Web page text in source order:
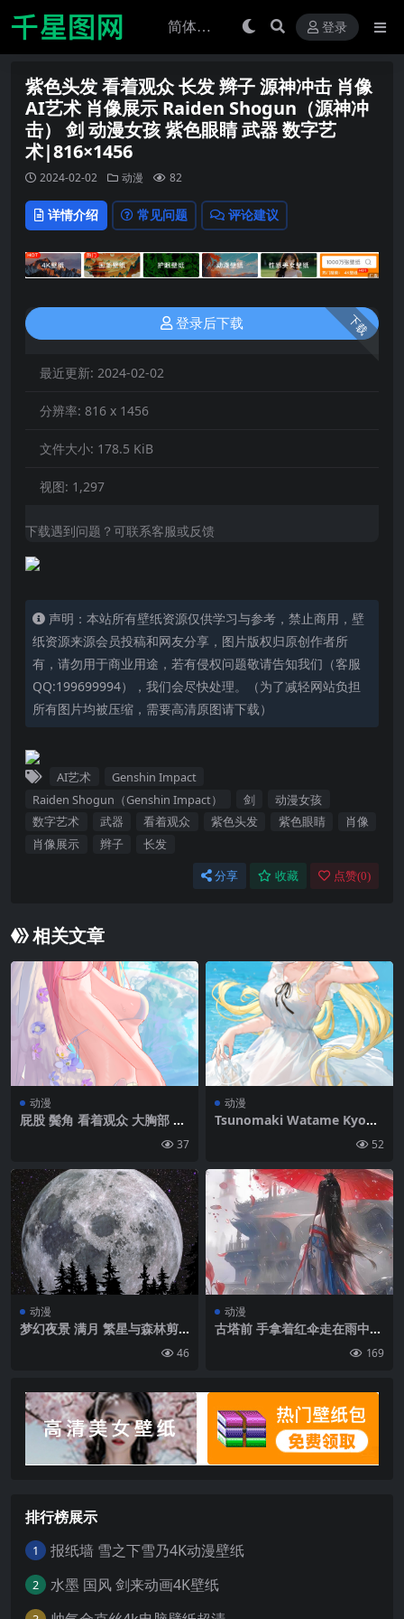
登录
紫色头发 看着观众 长发 辫子 源神冲击 肖像
AI艺术 肖像展示 Raiden Shogun（源神冲
击） 剑 动漫女孩 紫色眼睛 武器 数字艺
术|816×1456
2024-02-02 动漫 82
详情介绍 常见问题 评论建议
下载
登录后下载
最近更新: 2024-02-02
分辨率: 816 x 1456
文件大小: 178.5 KiB
视图: 1,297
下载遇到问题？可联系客服或反馈
声明：本站所有壁纸资源仅供学习与参考，禁止商用，壁
纸资源来源会员投稿和网友分享，图片版权归原创作者所
有，请勿用于商业用途，若有侵权问题敬请告知我们（客服
QQ:199699994），我们会尽快处理。（为了减轻网站负担
所有图片均被压缩，需要高清原图请下载）
AI艺术
Genshin Impact
Raiden Shogun（Genshin Impact）
剑
动漫女孩
数字艺术
武器 看着观众 紫色头发 紫色眼睛
肖像
肖像展示
辫子 长发
分享 收藏 点赞(0)
相关文章
动漫
屁股 鬓角 看着观众 大胸部 湿
白色比基尼 手放在屁股上 微
案 比基尼 肖像展示 Misono
Mika 水 动漫女孩 云 回首 天
空 积云 彩虹 天使的翅膀 天使
发饰 翅膀 站在水中 花 黄色的
眼睛 地平线 头发里的花 脸红
泳装 湿 丁字裤 褶皱 海|2160
×3840
37
动漫
Tsunomaki Watame Kyouy
着观众 湿漉漉的身体 张开的
ve Virtual Youtuber 连衣裙
水 角 天空 云 肖像展示 湿的
高跟鞋 脸红 波浪|840×1342
52
动漫
梦幻夜景 满月 繁星与森林剪
46
动漫
古塔前 手拿着红伞走在雨中的
169
排行榜展示
1 报纸墙 雪之下雪乃4K动漫壁纸
2 水墨 国风 剑来动画4K壁纸